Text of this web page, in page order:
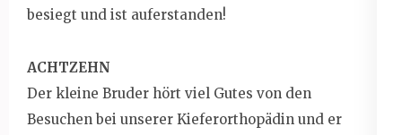
besiegt und ist auferstanden!
ACHTZEHN
Der kleine Bruder hört viel Gutes von den
Besuchen bei unserer Kieferorthopädin und er